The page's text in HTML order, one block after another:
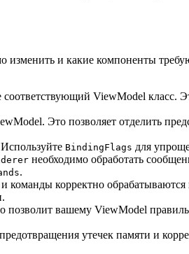
изменить и какие компоненты
ViewModel класс.
Это позволяет отделить
BindingFlags для
необходимо обработать
.
команды корректно обрабатываются
позволит вашему ViewModel
утечек памяти и